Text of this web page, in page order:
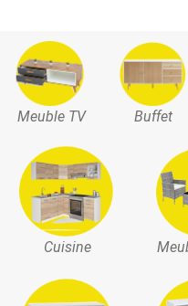
Meuble TV Buffet
Cuisine